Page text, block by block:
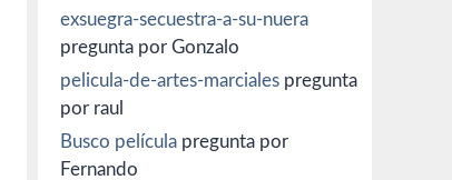
exsuegra-secuestra-a-su-nuera
pregunta por Gonzalo
pelicula-de-artes-marciales pregunta
por raul
Busco película pregunta por
Fernando